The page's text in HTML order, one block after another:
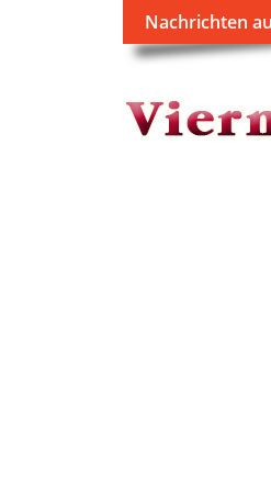
Nachrichten